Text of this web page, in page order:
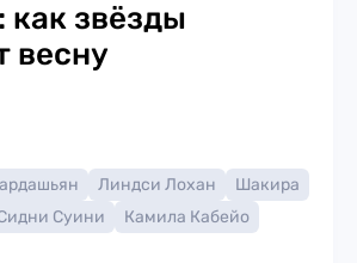
как звёзды
весну
Линдси Лохан
Шакира
Суини
Камила Кабейо